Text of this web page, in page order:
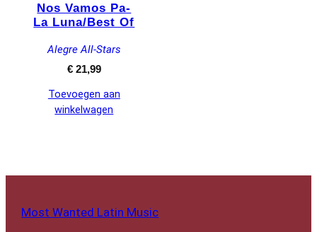
Nos Vamos Pa-
La Luna/Best Of
Alegre All-Stars
€21,99
Toevoegen aan
winkelwagen
Most Wanted Latin Music